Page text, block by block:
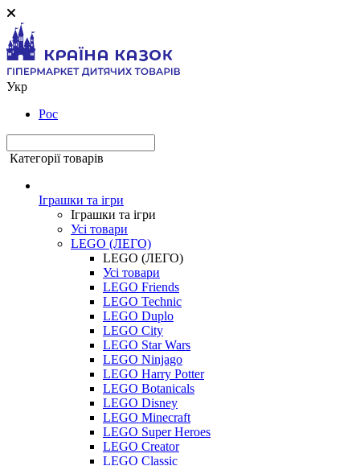
Укр
Рос
Категорії товарів
Іграшки та ігри
Іграшки та ігри
Усі товари
LEGO (ЛЕГО)
LEGO (ЛЕГО)
Усі товари
LEGO Friends
LEGO Technic
LEGO Duplo
LEGO City
LEGO Star Wars
LEGO Ninjago
LEGO Harry Potter
LEGO Botanicals
LEGO Disney
LEGO Minecraft
LEGO Super Heroes
LEGO Creator
LEGO Classic